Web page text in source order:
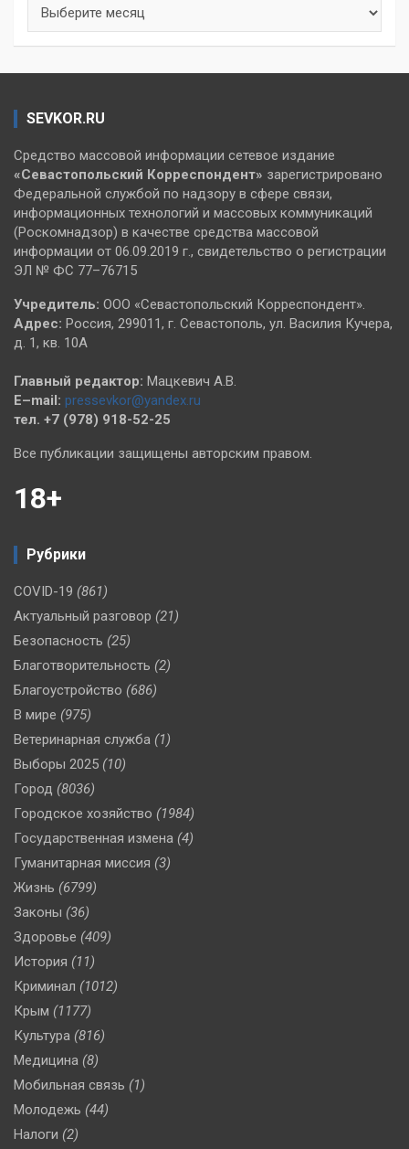
SEVKOR.RU
Средство массовой информации сетевое издание
«Севастопольский Корреспондент» зарегистрировано
Федеральной службой по надзору в сфере связи,
информационных технологий и массовых коммуникаций
(Роскомнадзор) в качестве средства массовой
информации от 06.09.2019 г., свидетельство о регистрации
ЭЛ № ФС 77–76715
Учредитель: ООО «Севастопольский Корреспондент».
Адрес: Россия, 299011, г. Севастополь, ул. Василия Кучера,
д. 1, кв. 10А
Главный редактор: Мацкевич А.В.
E–mail: pressevkor@yandex.ru
тел. +7 (978) 918-52-25
Все публикации защищены авторским правом.
18+
Рубрики
COVID-19 (861)
Актуальный разговор (21)
Безопасность (25)
Благотворительность (2)
Благоустройство (686)
В мире (975)
Ветеринарная служба (1)
Выборы 2025 (10)
Город (8036)
Городское хозяйство (1984)
Государственная измена (4)
Гуманитарная миссия (3)
Жизнь (6799)
Законы (36)
Здоровье (409)
История (11)
Криминал (1012)
Крым (1177)
Культура (816)
Медицина (8)
Мобильная связь (1)
Молодежь (44)
Налоги (2)